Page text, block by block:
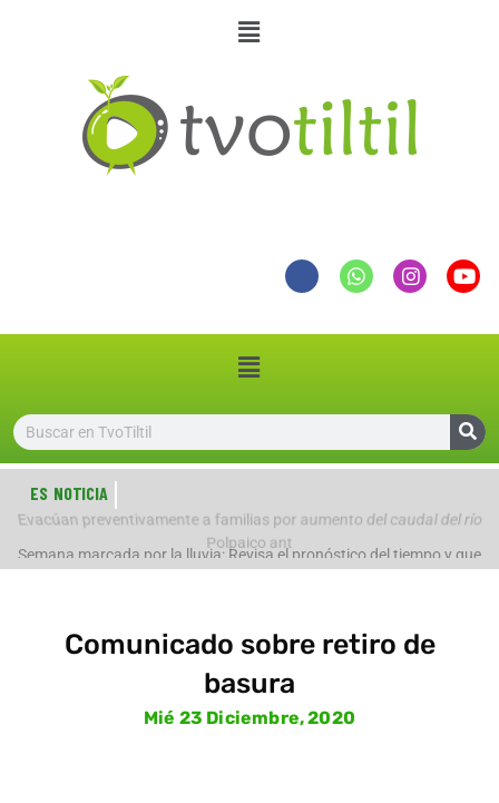
ES NOTICIA
Semana marcada por la lluvia: Revisa el pronóstico del tiempo y que
Evacúan preventivamente a familias por aumento del caudal del río
Polpaico ant
Comunicado sobre retiro de
basura
Mié 23 Diciembre, 2020